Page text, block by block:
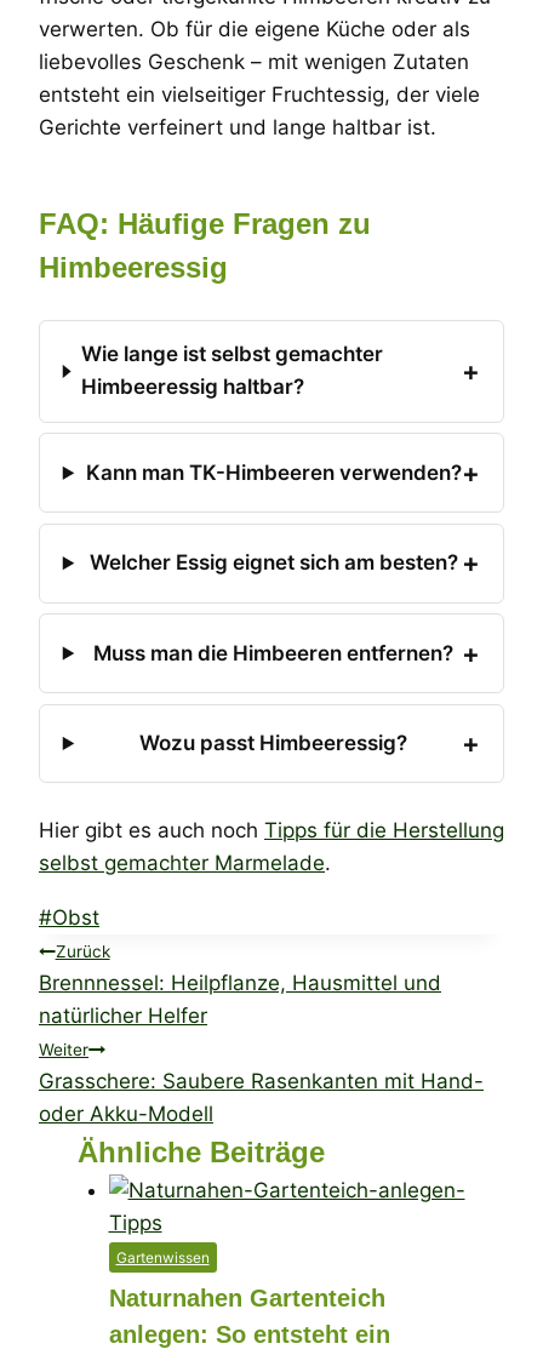
verwerten. Ob für die eigene Küche oder als
liebevolles Geschenk – mit wenigen Zutaten
entsteht ein vielseitiger Fruchtessig, der viele
Gerichte verfeinert und lange haltbar ist.
FAQ: Häufige Fragen zu
Himbeeressig
Wie lange ist selbst gemachter
Himbeeressig haltbar?
Kann man TK-Himbeeren verwenden?
Welcher Essig eignet sich am besten?
Muss man die Himbeeren entfernen?
Wozu passt Himbeeressig?
Hier gibt es auch noch Tipps für die Herstellung
selbst gemachter Marmelade.
Schlagworte:
#Obst
Beitragsnavigation
Zurück
Brennnessel: Heilpflanze, Hausmittel und
natürlicher Helfer
Weiter
Grasschere: Saubere Rasenkanten mit Hand-
oder Akku-Modell
Ähnliche Beiträge
Gartenwissen
Naturnahen Gartenteich
anlegen: So entsteht ein